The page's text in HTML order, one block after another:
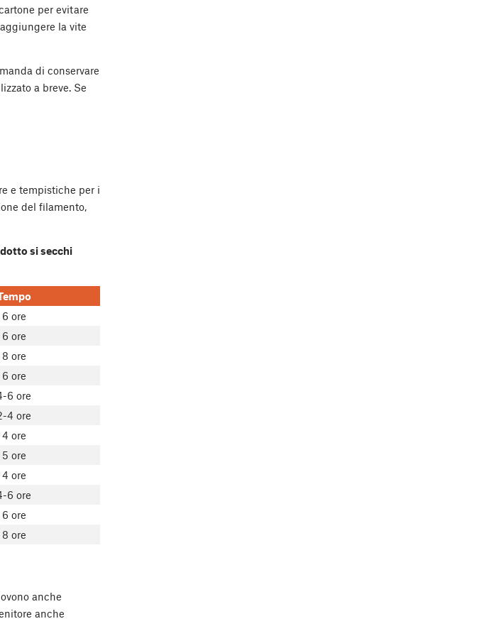
per evitare
la vite
di conservare
a breve. Se
e tempistiche per i
del filamento,
si secchi
6 ore
6 ore
8 ore
6 ore
6 ore
4 ore
4 ore
5 ore
4 ore
6 ore
6 ore
8 ore
anche
anche